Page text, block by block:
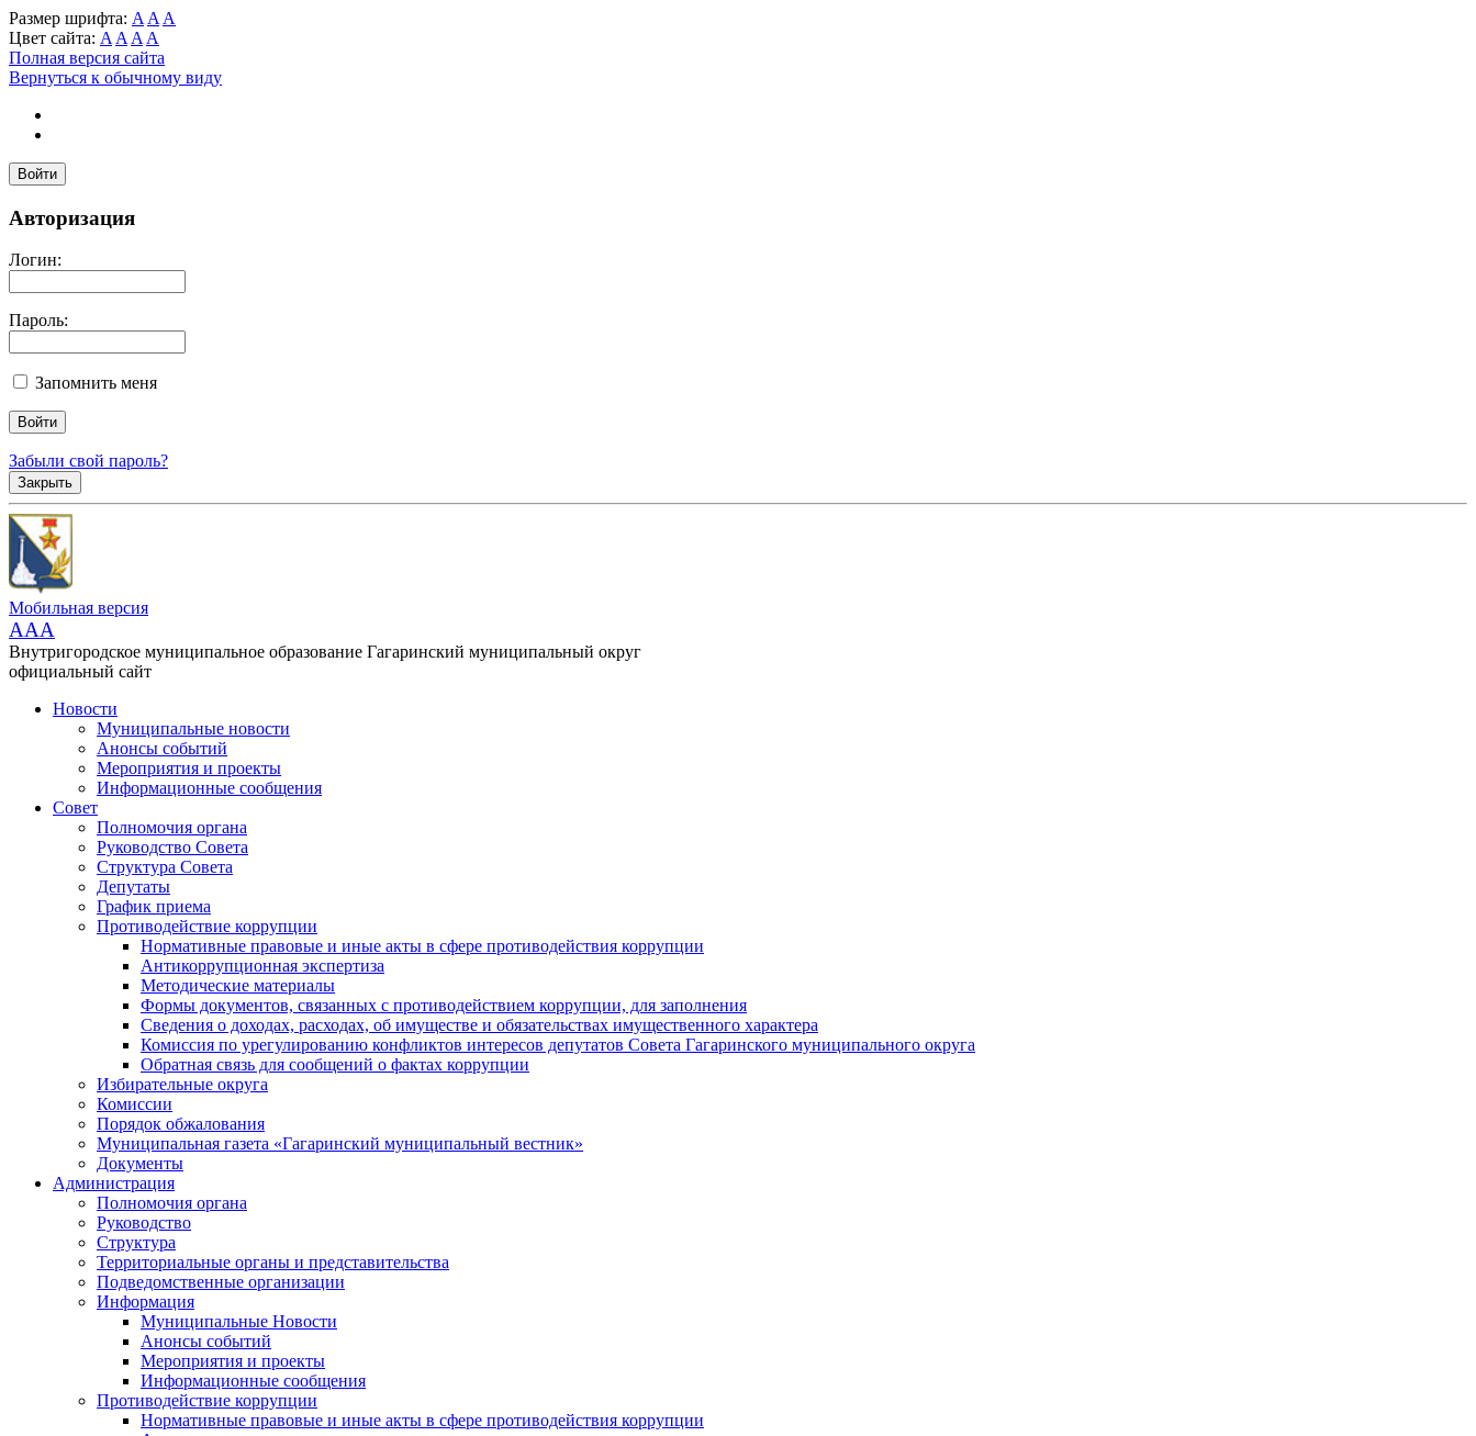
Размер шрифта: A A A
Цвет сайта: A A A A
Полная версия сайта
Вернуться к обычному виду
Войти
Авторизация
Логин:
Пароль:
Запомнить меня
Забыли свой пароль?
Закрыть
Мобильная версия
AAA
Внутригородское муниципальное образование Гагаринский муниципальный округ
официальный сайт
Новости
Муниципальные новости
Анонсы событий
Мероприятия и проекты
Информационные сообщения
Совет
Полномочия органа
Руководство Совета
Структура Совета
Депутаты
График приема
Противодействие коррупции
Нормативные правовые и иные акты в сфере противодействия коррупции
Антикоррупционная экспертиза
Методические материалы
Формы документов, связанных с противодействием коррупции, для заполнения
Сведения о доходах, расходах, об имуществе и обязательствах имущественного характера
Комиссия по урегулированию конфликтов интересов депутатов Совета Гагаринского муниципального округа
Обратная связь для сообщений о фактах коррупции
Избирательные округа
Комиссии
Порядок обжалования
Муниципальная газета «Гагаринский муниципальный вестник»
Документы
Администрация
Полномочия органа
Руководство
Структура
Территориальные органы и представительства
Подведомственные организации
Информация
Муниципальные Новости
Анонсы событий
Мероприятия и проекты
Информационные сообщения
Противодействие коррупции
Нормативные правовые и иные акты в сфере противодействия коррупции